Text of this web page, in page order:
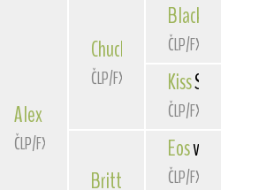
Alexod Čertova kopce
ČLP/FXD/37893
Chuck Star Franke
ČLP/FXD/34928
Britta z Lipavy
Black
ČLP/FXD/29797
KissStar Franke
ČLP/FXD/32114
Eosvon der
ČLP/FXD/35724